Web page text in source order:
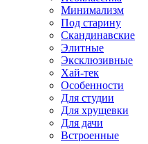
Минимализм
Под старину
Скандинавские
Элитные
Эксклюзивные
Хай-тек
Особенности
Для студии
Для хрущевки
Для дачи
Встроенные